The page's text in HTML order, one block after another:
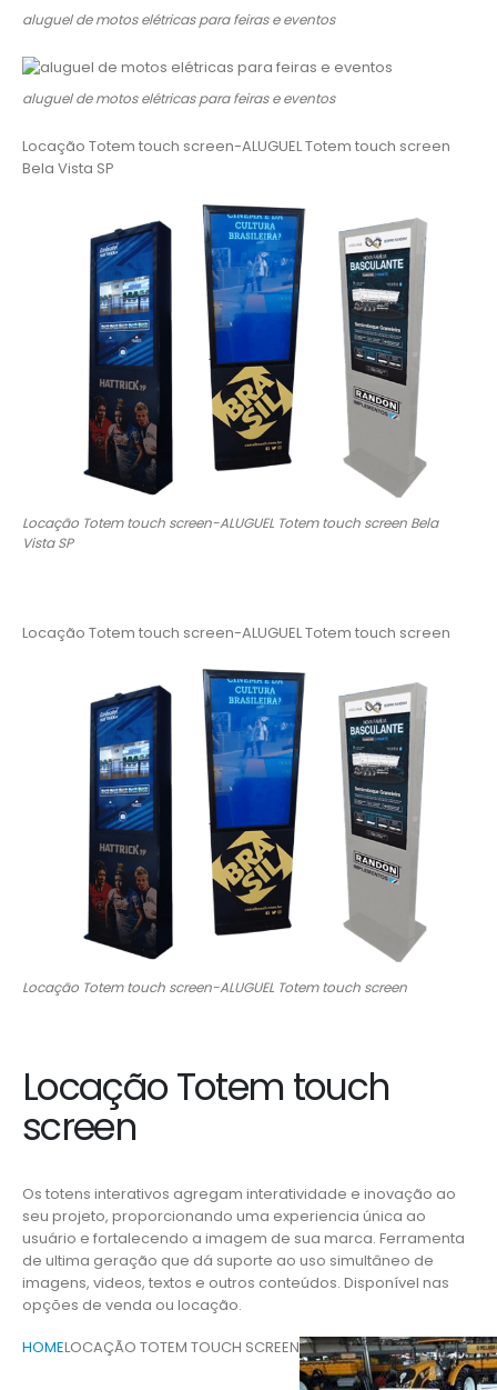
aluguel de motos elétricas para feiras e eventos
aluguel de motos elétricas para feiras e eventos
Locação Totem touch screen-ALUGUEL Totem touch screen
Bela Vista SP
Locação Totem touch screen-ALUGUEL Totem touch screen Bela
Vista SP
Locação Totem touch screen-ALUGUEL Totem touch screen
Locação Totem touch screen-ALUGUEL Totem touch screen
Locação Totem touch
screen
Os totens interativos agregam interatividade e inovação ao
seu projeto, proporcionando uma experiencia única ao
usuário e fortalecendo a imagem de sua marca. Ferramenta
de ultima geração que dá suporte ao uso simultâneo de
imagens, videos, textos e outros conteúdos. Disponível nas
opções de venda ou locação.
HOMELOCAÇÃO TOTEM TOUCH SCREEN